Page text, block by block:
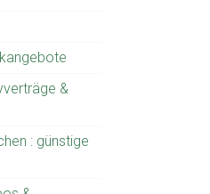
&
: günstige